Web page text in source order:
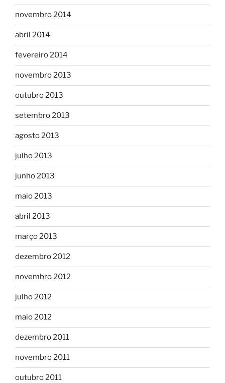
novembro 2014
abril 2014
fevereiro 2014
novembro 2013
outubro 2013
setembro 2013
agosto 2013
julho 2013
junho 2013
maio 2013
abril 2013
março 2013
dezembro 2012
novembro 2012
julho 2012
maio 2012
dezembro 2011
novembro 2011
outubro 2011